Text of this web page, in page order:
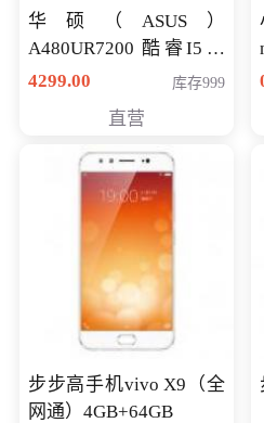
华硕（ASUS）
A480UR7200 酷睿I5超
薄学生办公游戏独显笔
NV930-2G独
4299.00 库存999
直营
步步高手机vivo X9（全
网通）4GB+64GB